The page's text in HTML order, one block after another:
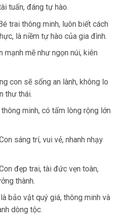
tuấn, đáng tự hào.
trai thông minh, luôn biết cách
là niềm tự hào của gia đình.
mạnh mẽ như ngọn núi, kiên
con sẽ sống an lành, không lo
thư thái.
thông minh, có tấm lòng rộng lớn
sáng trí, vui vẻ, nhanh nhạy
đẹp trai, tài đức vẹn toàn,
thành.
bảo vật quý giá, thông minh và
dòng tộc.